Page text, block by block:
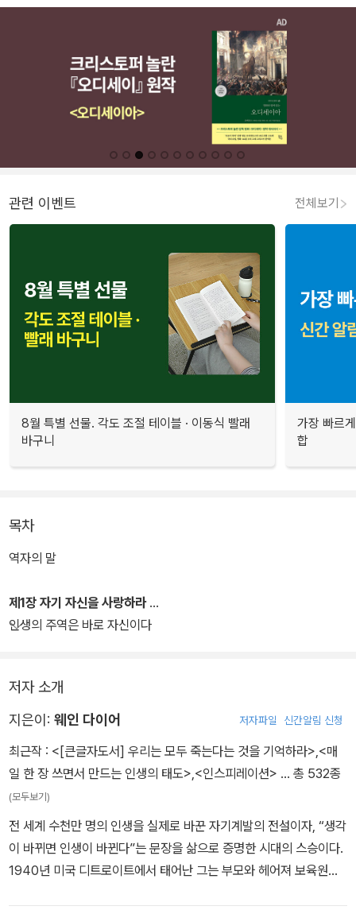
관련 이벤트 전체보기
8월 특별 선물. 각도 조절 테이블 · 이동식 빨래
바구니
가장 빠르
합
목차
역자의 말
제1장 자기 자신을 사랑하라
인생의 주역은 바로 자신이다
저자 소개
지은이: 웨인 다이어 저자파일 신간알림 신청
최근작 : <[큰글자도서] 우리는 모두 죽는다는 것을 기억하라>,<매
일 한 장 쓰면서 만드는 인생의 태도>,<인스피레이션> … 총 532종
(모두보기)
전 세계 수천만 명의 인생을 실제로 바꾼 자기계발의 전설이자, “생각
이 바뀌면 인생이 바뀐다”는 문장을 삶으로 증명한 시대의 스승이다.
1940년 미국 디트로이트에서 태어난 그는 부모와 헤어져 보육원과